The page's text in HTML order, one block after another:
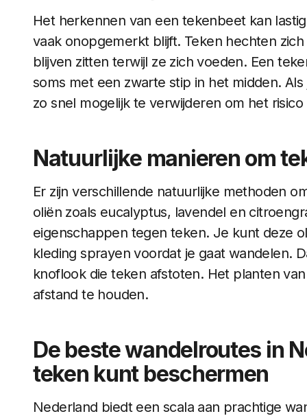
Het herkennen van een tekenbeet kan
vaak onopgemerkt blijft. Teken hechten
blijven zitten terwijl ze zich voeden. Een
soms met een zwarte stip in het midden.
zo snel mogelijk te verwijderen om het
Natuurlijke manieren om
Er zijn verschillende natuurlijke methoden
oliën zoals eucalyptus, lavendel en
eigenschappen tegen teken. Je kunt deze
kleding sprayen voordat je gaat wandelen.
knoflook die teken afstoten. Het planten
afstand te houden.
De beste wandelroutes in
teken kunt beschermen
Nederland biedt een scala aan prachtige